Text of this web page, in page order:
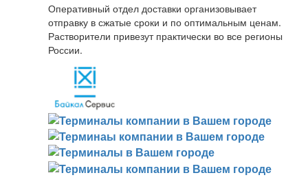
Оперативный отдел доставки организовывает
отправку в сжатые сроки и по оптимальным ценам.
Растворители привезут практически во все регионы
России.